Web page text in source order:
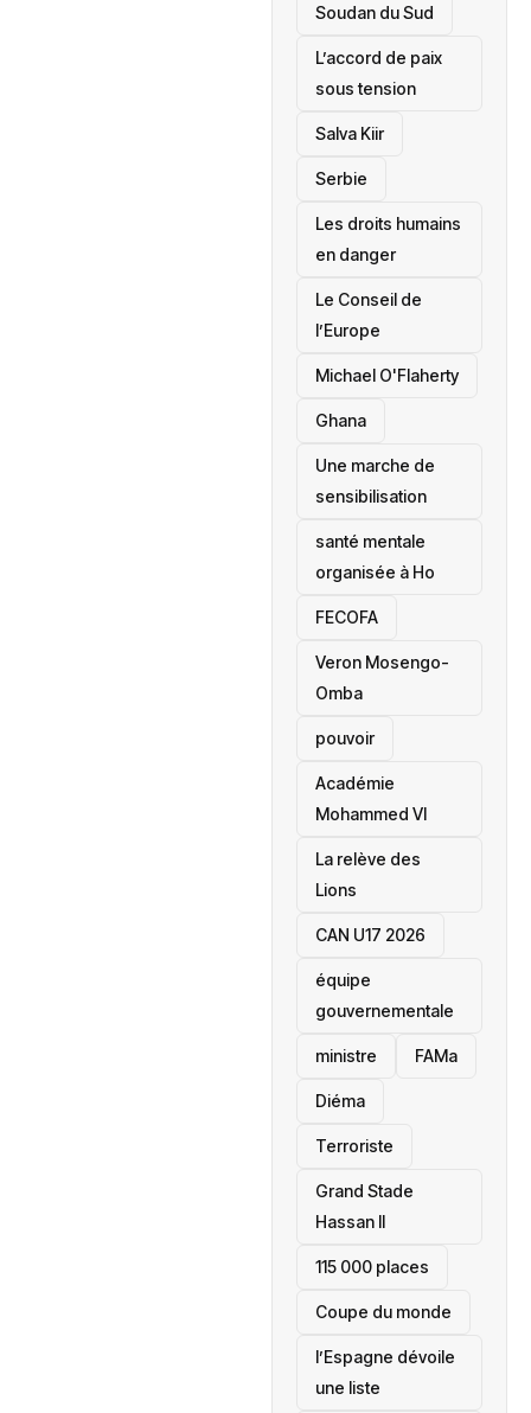
‎Soudan du Sud
L’accord de paix
sous tension
Salva Kiir
‎Serbie
Les droits humains
en danger
‎Le Conseil de
l’Europe
Michael O'Flaherty
‎Ghana
Une marche de
sensibilisation
santé mentale
organisée à Ho
‎FECOFA
Veron Mosengo-
Omba
pouvoir
Académie
Mohammed VI
La relève des
Lions
CAN U17 2026
équipe
gouvernementale
ministre FAMa
Diéma
Terroriste
Grand Stade
Hassan II
115 000 places
‎Coupe du monde
l’Espagne dévoile
une liste